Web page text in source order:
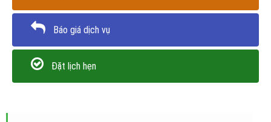
Báo giá dịch vụ
Đặt lịch hẹn